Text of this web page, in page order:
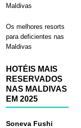
Maldivas
Os melhores resorts
para deficientes nas
Maldivas
HOTÉIS MAIS
RESERVADOS
NAS MALDIVAS
EM 2025
Soneva Fushi